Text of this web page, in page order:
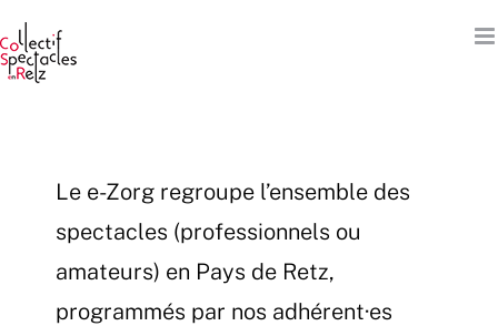
au
contenu
Le e-Zorg regroupe l’ensemble des
spectacles (professionnels ou
amateurs) en Pays de Retz,
programmés par nos adhérent·es